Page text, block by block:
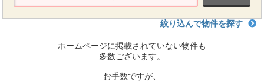
絞り込んで物件を探す
ホームページに掲載されていない物件も
多数ございます。
お手数ですが、